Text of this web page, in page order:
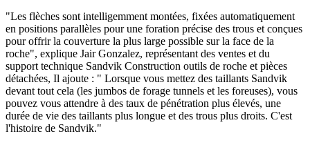
"Les flèches sont intelligemment montées, fixées automatiquement
en positions parallèles pour une foration précise des trous et conçues
pour offrir la couverture la plus large possible sur la face de la
roche", explique Jair Gonzalez, représentant des ventes et du
support technique Sandvik Construction outils de roche et pièces
détachées, Il ajoute : " Lorsque vous mettez des taillants Sandvik
devant tout cela (les jumbos de forage tunnels et les foreuses), vous
pouvez vous attendre à des taux de pénétration plus élevés, une
durée de vie des taillants plus longue et des trous plus droits. C'est
l'histoire de Sandvik."